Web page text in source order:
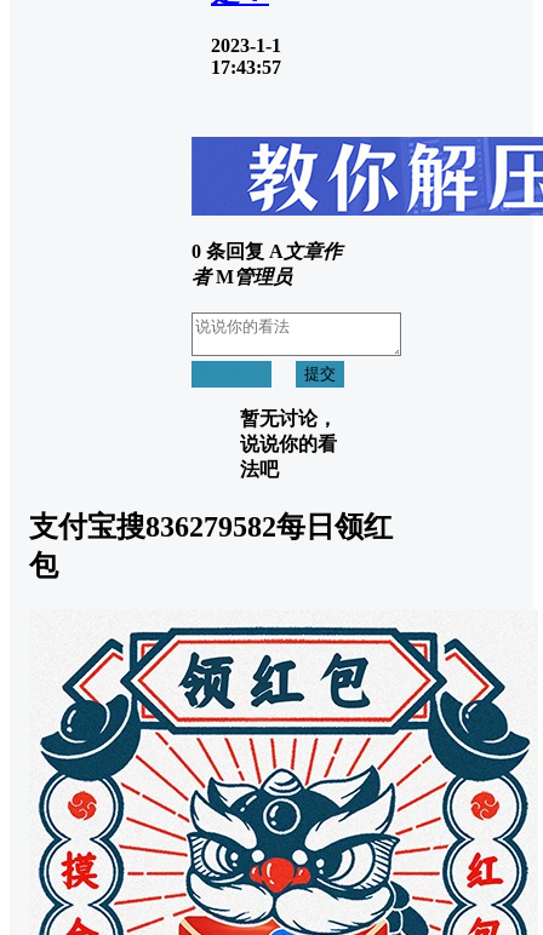
2023-1-1
17:43:57
0 条回复 A文章作
者 M管理员
提交
暂无讨论，
说说你的看
法吧
支付宝搜836279582每日领红
包